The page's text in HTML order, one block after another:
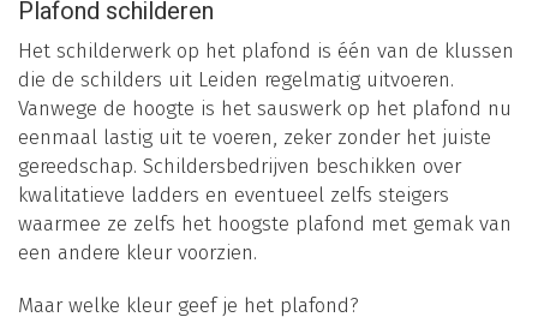
Plafond schilderen
Het schilderwerk op het plafond is één van de klussen
die de schilders uit Leiden regelmatig uitvoeren.
Vanwege de hoogte is het sauswerk op het plafond nu
eenmaal lastig uit te voeren, zeker zonder het juiste
gereedschap. Schildersbedrijven beschikken over
kwalitatieve ladders en eventueel zelfs steigers
waarmee ze zelfs het hoogste plafond met gemak van
een andere kleur voorzien.
Maar welke kleur geef je het plafond?